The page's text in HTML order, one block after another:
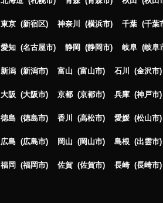
東京 新宿区 神奈川 横浜市 千葉 千葉
愛知 名古屋市 静岡 静岡市 岐阜 岐阜
新潟 新潟市 富山 富山市 石川 金沢市
大阪 大阪市 京都 京都市 兵庫 神戸市
徳島 徳島市 香川 高松市 愛媛 松山市
広島 広島市 岡山 岡山市 島根 出雲市
福岡 福岡市 佐賀 佐賀市 長崎 長崎市